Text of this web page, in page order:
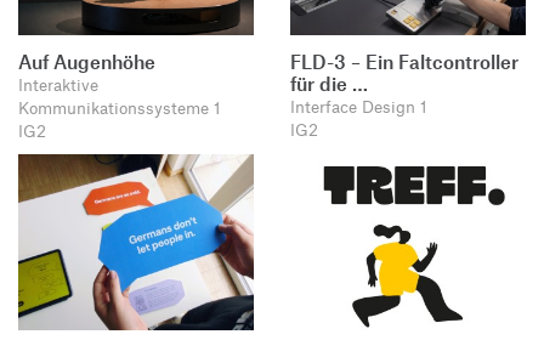
Auf Augenhöhe
Interaktive
Kommunikationssysteme 1
IG2
FLD-3 – Ein Faltcontroller
für die …
Interface Design 1
IG2